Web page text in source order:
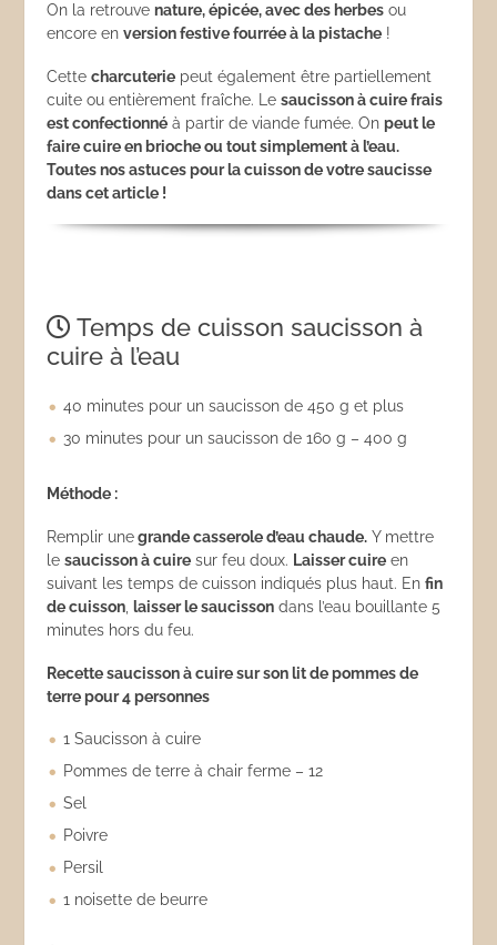
On la retrouvenature, épicée, avec des herbes ou
encore enversion festive fourrée à la pistache !
Cettecharcuterie peut également être partiellement
cuite ou entièrement fraîche. Lesaucisson à cuire frais
est confectionné à partir de viande fumée. Onpeut le
faire cuire en brioche ou tout simplement à l’eau.
Toutes nos astuces pour la cuisson de votre saucisse
dans cet article !
Temps de cuisson saucisson à
cuire à l’eau
40 minutes pour un saucisson de 450 g et plus
30 minutes pour un saucisson de 160 g – 400 g
Méthode :
Remplir unegrande casserole d’eau chaude. Y mettre
lesaucisson à cuire sur feu doux. Laisser cuire en
suivant les temps de cuisson indiqués plus haut. Enfin
de cuisson laisser le saucisson dans l’eau bouillante 5
minutes hors du feu.
Recette saucisson à cuire sur son lit de pommes de
terre pour 4 personnes
1 Saucisson à cuire
Pommes de terre à chair ferme – 12
Sel
Poivre
Persil
1 noisette de beurre